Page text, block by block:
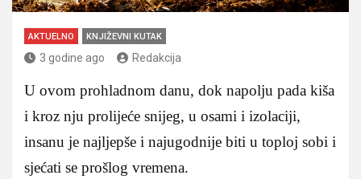
AKTUELNO KNJIŽEVNI KUTAK
3 godine ago Redakcija
U ovom prohladnom danu, dok napolju pada kiša
i kroz nju prolijeće snijeg, u osami i izolaciji,
insanu je najljepše i najugodnije biti u toploj sobi i
sjećati se prošlog vremena.